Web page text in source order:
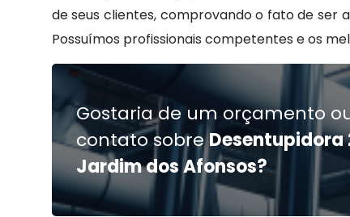
de seus clientes, comprovando o fato de ser
Possuímos profissionais competentes e os
Gostaria de um orçamento
contato sobreDesentupidora
Jardim dos Afonsos?